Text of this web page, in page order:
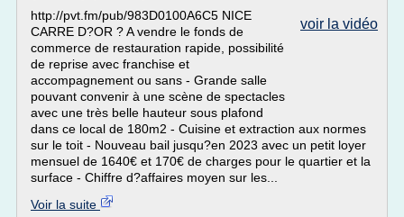
voir la vidéo
http://pvt.fm/pub/983D0100A6C5 NICE
CARRE D?OR ? A vendre le fonds de
commerce de restauration rapide, possibilité
de reprise avec franchise et
accompagnement ou sans - Grande salle
pouvant convenir à une scène de spectacles
avec une très belle hauteur sous plafond
dans ce local de 180m2 - Cuisine et extraction aux normes
sur le toit - Nouveau bail jusqu?en 2023 avec un petit loyer
mensuel de 1640€ et 170€ de charges pour le quartier et la
surface - Chiffre d?affaires moyen sur les...
Voir la suite